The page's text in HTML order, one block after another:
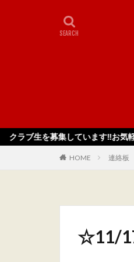
集しています‼️お気軽に練習会場
HOME 連絡板
☆11/